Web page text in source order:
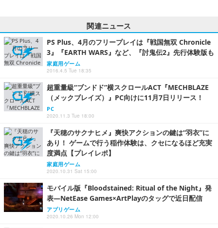
関連ニュース
PS Plus、4月のフリープレイは『戦国無双 Chronicle
3』『EARTH WARS』など、『討鬼伝2』先行体験版も
家庭用ゲーム
2016.4.5 Tue 18:35
超重量級“ブンドド”横スクロールACT『MECHBLAZE
（メックブレイズ）』PC向けに11月7日リリース！
PC
2020.11.3 Tue 18:00
『天穂のサクナヒメ』爽快アクションの鍵は“羽衣”に
あり！ ゲームで行う稲作体験は、クセになるほど充実
度満点【プレイレポ】
家庭用ゲーム
2020.10.31 Sat 15:00
モバイル版『Bloodstained: Ritual of the Night』発
表―NetEase Games×ArtPlayのタッグで近日配信
アプリゲーム
2020.10.26 Mon 12:00